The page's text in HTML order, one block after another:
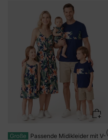
Große
Passende Midikleider mit V-